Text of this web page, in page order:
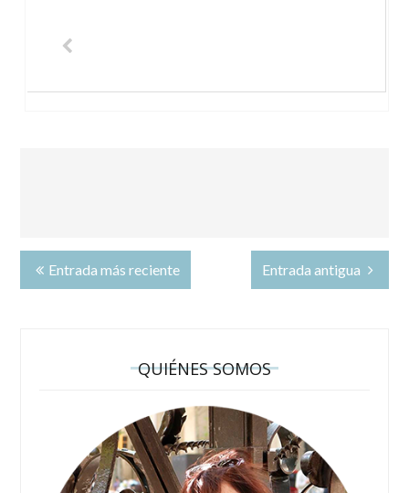
Entrada más reciente Entrada antigua
QUIÉNES SOMOS